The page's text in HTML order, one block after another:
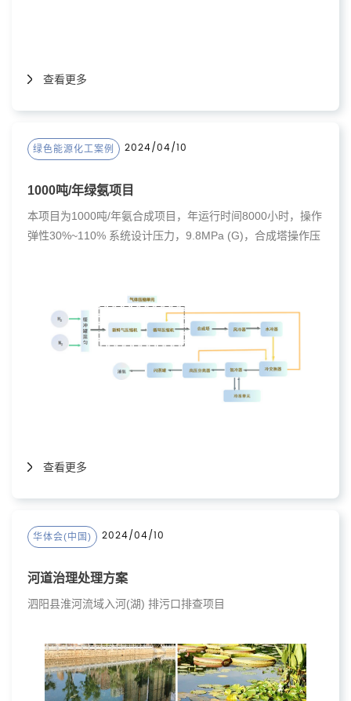
查看更多
绿色能源化工案例 2024/04/10
1000吨/年绿氨项目
本项目为1000吨/年氨合成项目，年运行时间8000小时，操作
弹性30%~110% 系统设计压力，9.8MPa (G)，合成塔操作压
查看更多
华体会(中国) 2024/04/10
河道治理处理方案
泗阳县淮河流域入河(湖) 排污口排查项目